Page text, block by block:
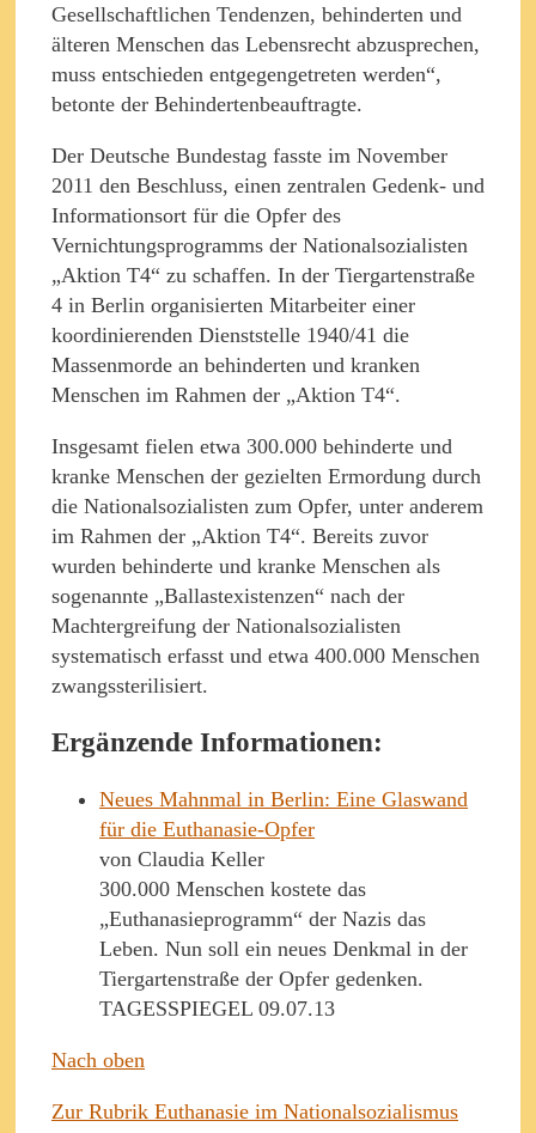
Gesellschaftlichen Tendenzen, behinderten und
älteren Menschen das Lebensrecht abzusprechen,
muss entschieden entgegengetreten werden“,
betonte der Behindertenbeauftragte.
Der Deutsche Bundestag fasste im November
2011 den Beschluss, einen zentralen Gedenk- und
Informationsort für die Opfer des
Vernichtungsprogramms der Nationalsozialisten
„Aktion T4“ zu schaffen. In der Tiergartenstraße
4 in Berlin organisierten Mitarbeiter einer
koordinierenden Dienststelle 1940/41 die
Massenmorde an behinderten und kranken
Menschen im Rahmen der „Aktion T4“.
Insgesamt fielen etwa 300.000 behinderte und
kranke Menschen der gezielten Ermordung durch
die Nationalsozialisten zum Opfer, unter anderem
im Rahmen der „Aktion T4“. Bereits zuvor
wurden behinderte und kranke Menschen als
sogenannte „Ballastexistenzen“ nach der
Machtergreifung der Nationalsozialisten
systematisch erfasst und etwa 400.000 Menschen
zwangssterilisiert.
Ergänzende Informationen:
Neues Mahnmal in Berlin: Eine Glaswand
für die Euthanasie-Opfer
von Claudia Keller
300.000 Menschen kostete das
„Euthanasieprogramm“ der Nazis das
Leben. Nun soll ein neues Denkmal in der
Tiergartenstraße der Opfer gedenken.
TAGESSPIEGEL 09.07.13
Nach oben
Zur Rubrik Euthanasie im Nationalsozialismus